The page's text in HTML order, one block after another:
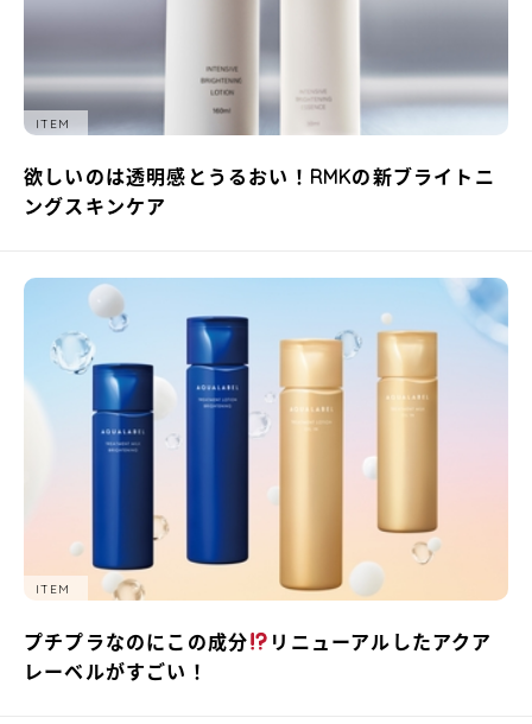
ITEM
欲しいのは透明感とうるおい！RMKの新ブライトニ
ングスキンケア
ITEM
プチプラなのにこの成分
リニューアルしたアクア
レーベルがすごい！